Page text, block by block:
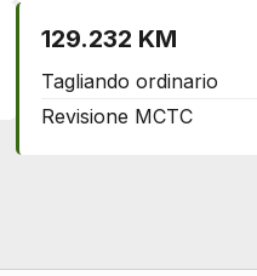
129.232 KM
Tagliando ordinario
Revisione MCTC